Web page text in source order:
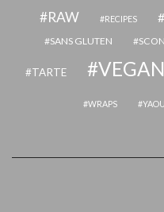
RAW RECIPES
SANS GLUTEN
TARTE VEGAN
WRAPS